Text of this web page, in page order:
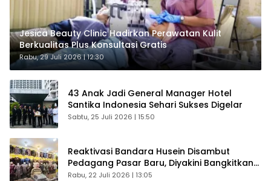
Jesica Beauty Clinic Hadirkan Perawatan Kulit
Berkualitas Plus Konsultasi Gratis
Rabu, 29 Juli 2026 | 12:30
43 Anak Jadi General Manager Hotel
Santika Indonesia Sehari Sukses Digelar
Sabtu, 25 Juli 2026 | 15:50
Reaktivasi Bandara Husein Disambut
Pedagang Pasar Baru, Diyakini Bangkitkan
Kembali Ekonomi Bandung
Rabu, 22 Juli 2026 | 13:05